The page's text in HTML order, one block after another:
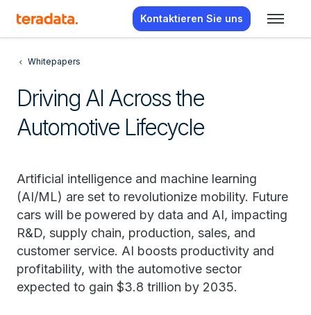
Kontaktieren Sie uns
Whitepapers
Driving AI Across the
Automotive Lifecycle
Artificial intelligence and machine learning
(AI/ML) are set to revolutionize mobility. Future
cars will be powered by data and AI, impacting
R&D, supply chain, production, sales, and
customer service. AI boosts productivity and
profitability, with the automotive sector
expected to gain $3.8 trillion by 2035.